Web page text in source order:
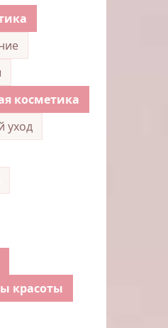
косметика
уход
красоты